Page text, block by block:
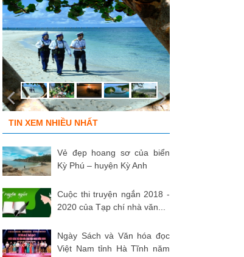
Chùm ảnh “Kéo lưới rùng”
của NSNA...
ĐỒNG ĐỘI ƠI, CÁC ANH ĐÃ
TRỞ VỀ!
TIN XEM NHIỀU NHẤT
Vẻ đẹp hoang sơ của biển
Kỳ Phú – huyện Kỳ Anh
Cuộc thi truyện ngắn 2018 -
2020 của Tạp chí nhà văn...
Ngày Sách và Văn hóa đọc
Việt Nam tỉnh Hà Tĩnh năm